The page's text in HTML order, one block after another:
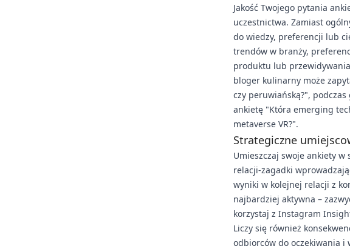
Jakość Twojego pytania
uczestnictwa. Zamiast
do wiedzy, preferencji lub
trendów w branży,
produktu lub
bloger kulinarny może
czy peruwiańską?",
ankietę "Która emerging
metaverse VR?".
Strategiczne
Umieszczaj swoje ankiety
relacji-zagadki
wyniki w kolejnej relacji z
najbardziej aktywna –
korzystaj z Instagram
Liczy się również
odbiorców do oczekiwania i